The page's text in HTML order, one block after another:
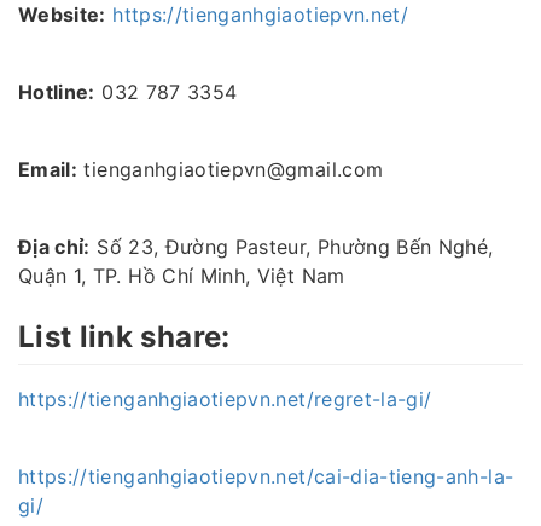
Website: https://tienganhgiaotiepvn.net/
Hotline: 032 787 3354
Email: tienganhgiaotiepvn@gmail.com
Địa chỉ: Số 23, Đường Pasteur, Phường Bến Nghé,
Quận 1, TP. Hồ Chí Minh, Việt Nam
List link share:
https://tienganhgiaotiepvn.net/regret-la-gi/
https://tienganhgiaotiepvn.net/cai-dia-tieng-anh-la-
gi/